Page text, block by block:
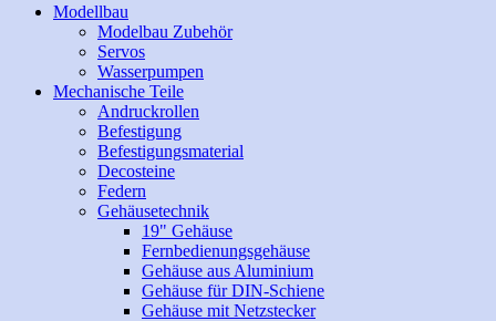
Modellbau
Modelbau Zubehör
Servos
Wasserpumpen
Mechanische Teile
Andruckrollen
Befestigung
Befestigungsmaterial
Decosteine
Federn
Gehäusetechnik
19" Gehäuse
Fernbedienungsgehäuse
Gehäuse aus Aluminium
Gehäuse für DIN-Schiene
Gehäuse mit Netzstecker